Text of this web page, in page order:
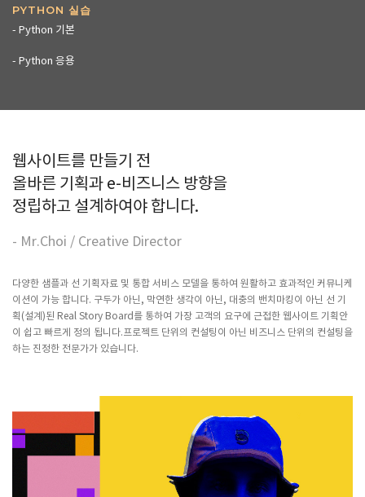
PYTHON 실습
- Python 기본
- Python 응용
웹사이트를 만들기 전
올바른 기획과 e-비즈니스 방향을
정립하고 설계하여야 합니다.
- Mr.Choi / Creative Director
다양한 샘플과 선 기획자료 및 통합 서비스 모델을 통하여 원활하고 효과적인 커뮤니케
이션이 가능 합니다. 구두가 아닌, 막연한 생각이 아닌, 대충의 밴치마킹이 아닌 선 기
획(설계)된 Real Story Board를 통하여 가장 고객의 요구에 근접한 웹사이트 기획안
이 쉽고 빠르게 정의 됩니다.프로젝트 단위의 컨설팅이 아닌 비즈니스 단위의 컨설팅을
하는 진정한 전문가가 있습니다.